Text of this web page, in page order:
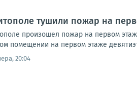
тушили пожар на
произошел пожар на первом
помещении на первом этаже
20:04